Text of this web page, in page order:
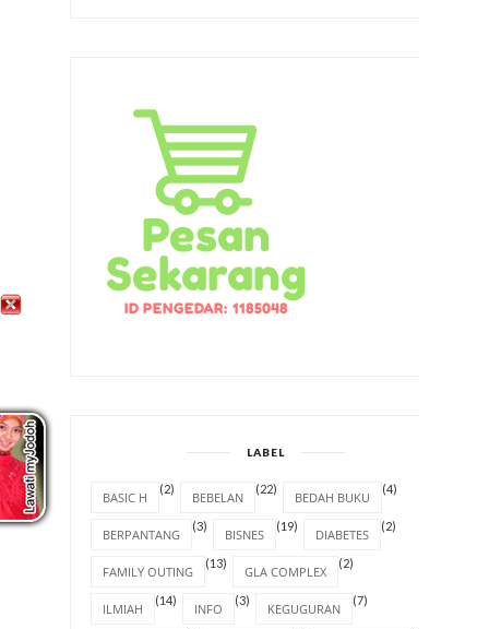
LABEL
BASIC H
(2)
BEBELAN
(22)
BEDAH BUKU
(4)
BERPANTANG
(3)
BISNES
(19)
DIABETES
(2)
FAMILY OUTING
(13)
GLA COMPLEX
(2)
ILMIAH
(14)
INFO
(3)
KEGUGURAN
(7)